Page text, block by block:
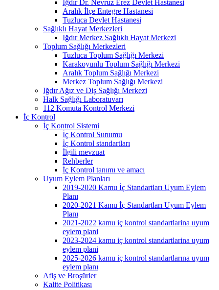
Iğdır Dr. Nevruz Erez Devlet Hastanesi
Aralık İlçe Entegre Hastanesi
Tuzluca Devlet Hastanesi
Sağlıklı Hayat Merkezleri
Iğdır Merkez Sağlıklı Hayat Merkezi
Toplum Sağlığı Merkezleri
Tuzluca Toplum Sağlığı Merkezi
Karakoyunlu Toplum Sağlığı Merkezi
Aralık Toplum Sağlığı Merkezi
Merkez Toplum Sağlığı Merkezi
Iğdır Ağız ve Diş Sağlığı Merkezi
Halk Sağlığı Laboratuvarı
112 Komuta Kontrol Merkezi
İç Kontrol
İç Kontrol Sistemi
İç Kontrol Sunumu
İç Kontrol standartları
İlgili mevzuat
Rehberler
İç Kontrol tanımı ve amacı
Uyum Eylem Planları
2019-2020 Kamu İç Standartları Uyum Eylem
Planı
2020-2021 Kamu İç Standartları Uyum Eylem
Planı
2021-2022 kamu iç kontrol standartlarina uyum
eylem plani
2023-2024 kamu iç kontrol standartlarina uyum
eylem plani
2025-2026 kamu iç kontrol standartlarına uyum
eylem planı
Afiş ve Broşürler
Kalite Politikası